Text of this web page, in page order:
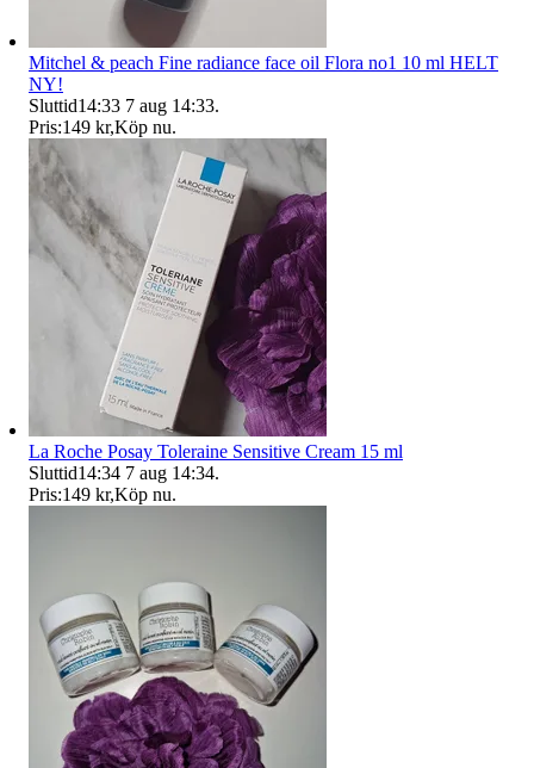
Mitchel & peach Fine radiance face oil Flora no1 10 ml HELT
NY!
Sluttid14:33 7 aug 14:33.
Pris:149 kr,Köp nu.
La Roche Posay Toleraine Sensitive Cream 15 ml
Sluttid14:34 7 aug 14:34.
Pris:149 kr,Köp nu.